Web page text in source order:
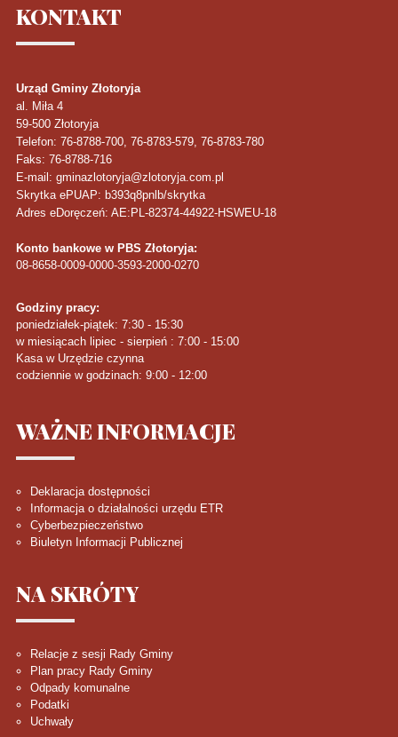
KONTAKT
Urząd Gminy Złotoryja
al. Miła 4
59-500 Złotoryja
Telefon: 76-8788-700, 76-8783-579, 76-8783-780
Faks: 76-8788-716
E-mail: gminazlotoryja@zlotoryja.com.pl
Skrytka ePUAP: b393q8pnlb/skrytka
Adres eDoręczeń: AE:PL-82374-44922-HSWEU-18
Konto bankowe w PBS Złotoryja:
08-8658-0009-0000-3593-2000-0270
Godziny pracy:
poniedziałek-piątek: 7:30 - 15:30
w miesiącach lipiec - sierpień : 7:00 - 15:00
Kasa w Urzędzie czynna
codziennie w godzinach: 9:00 - 12:00
WAŻNEINFORMACJE
Deklaracja dostępności
Informacja o działalności urzędu ETR
Cyberbezpieczeństwo
Biuletyn Informacji Publicznej
NA SKRÓTY
Relacje z sesji Rady Gminy
Plan pracy Rady Gminy
Odpady komunalne
Podatki
Uchwały